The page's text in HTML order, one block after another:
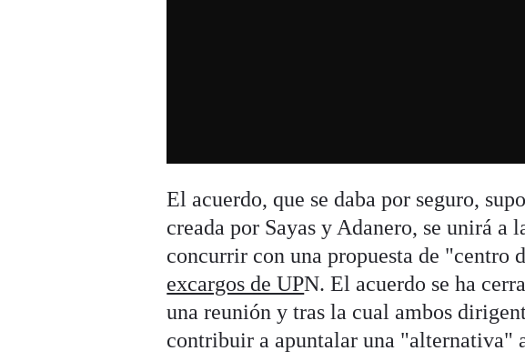
El acuerdo, que se daba por seguro,
creada por Sayas y Adanero, se unirá a
concurrir con una propuesta de "centro
excargos de UPN. El acuerdo se ha
una reunión y tras la cual ambos
contribuir a apuntalar una "alternativa"